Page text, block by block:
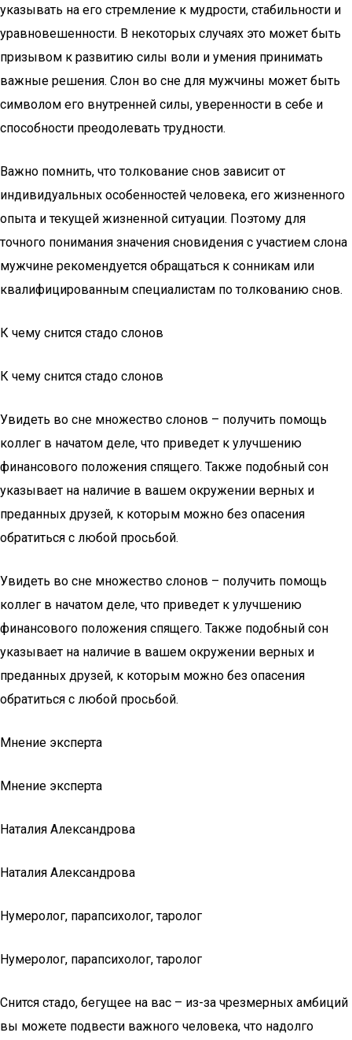
указывать на его стремление к мудрости, стабильности и
уравновешенности. В некоторых случаях это может быть
призывом к развитию силы воли и умения принимать
важные решения. Слон во сне для мужчины может быть
символом его внутренней силы, уверенности в себе и
способности преодолевать трудности.
Важно помнить, что толкование снов зависит от
индивидуальных особенностей человека, его жизненного
опыта и текущей жизненной ситуации. Поэтому для
точного понимания значения сновидения с участием слона
мужчине рекомендуется обращаться к сонникам или
квалифицированным специалистам по толкованию снов.
К чему снится стадо слонов
К чему снится стадо слонов
Увидеть во сне множество слонов – получить помощь
коллег в начатом деле, что приведет к улучшению
финансового положения спящего. Также подобный сон
указывает на наличие в вашем окружении верных и
преданных друзей, к которым можно без опасения
обратиться с любой просьбой.
Увидеть во сне множество слонов – получить помощь
коллег в начатом деле, что приведет к улучшению
финансового положения спящего. Также подобный сон
указывает на наличие в вашем окружении верных и
преданных друзей, к которым можно без опасения
обратиться с любой просьбой.
Мнение эксперта
Мнение эксперта
Наталия Александрова
Наталия Александрова
Нумеролог, парапсихолог, таролог
Нумеролог, парапсихолог, таролог
Снится стадо, бегущее на вас – из-за чрезмерных амбиций
вы можете подвести важного человека, что надолго